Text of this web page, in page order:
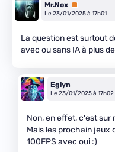
Mr.Nox Premium
Le 23/01/2025 à 17h01
La question est surtout
avec ou sans IA à plus
Eglyn
Le 23/01/2025 à 17h02
Non, en effet, c'est sur
Mais les prochain jeux
100FPS avec oui :)